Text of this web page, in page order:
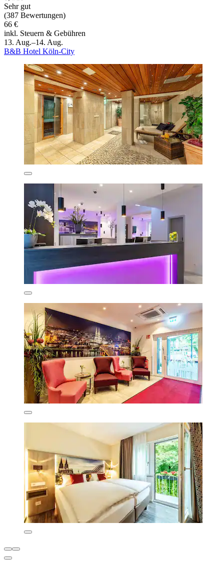
Sehr gut
(387 Bewertungen)
66 €
inkl. Steuern & Gebühren
13. Aug.–14. Aug.
B&B Hotel Köln-City